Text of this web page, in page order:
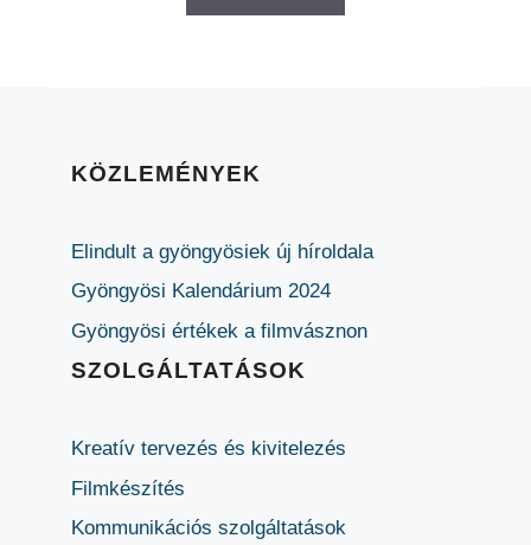
KÖZLEMÉNYEK
Elindult a gyöngyösiek új híroldala
Gyöngyösi Kalendárium 2024
Gyöngyösi értékek a filmvásznon
SZOLGÁLTATÁSOK
Kreatív tervezés és kivitelezés
Filmkészítés
Kommunikációs szolgáltatások